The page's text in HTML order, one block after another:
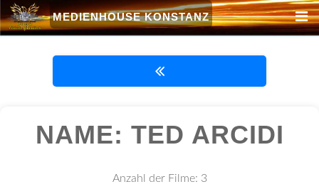
MEDIENHOUSE KONSTANZ
NAME: TED ARCIDI
Anzahl der Filme: 3